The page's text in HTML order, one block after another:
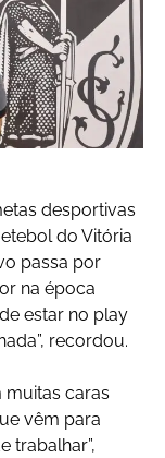
desportivas
do Vitória
passa por
na época
estar no play
recordou.
muitas caras
vêm para
trabalhar”,